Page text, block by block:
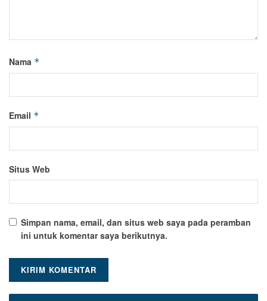
Nama *
Email *
Situs Web
Simpan nama, email, dan situs web saya pada peramban
ini untuk komentar saya berikutnya.